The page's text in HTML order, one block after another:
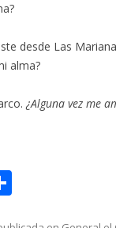
desde Las
alma?
¿Alguna vez me